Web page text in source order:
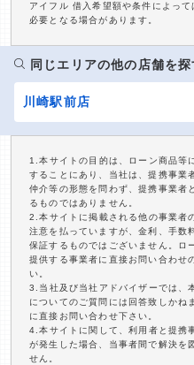
アイフル 借入希望額や条件によっ
必要となる場合があります。
同じエリアの他の店舗を探
川崎駅前店
1.本サイトの目的は、ローン商品等
することにあり、当社は、提携事業
仲介等の形態を問わず、提携事業者
るものではありません。
2.本サイトに掲載される他の事業者
注意を払っていますが、金利、手数
保証するものではございません。ロ
提供する事業者に直接お問い合わせ
い。
3.当社及び当社アドバイザーでは、
についてのご質問には回答致しかね
に直接お問い合わせ下さい。
4.本サイトに関して、利用者と提携
が発生した場合、当事者間で解決を
せん。